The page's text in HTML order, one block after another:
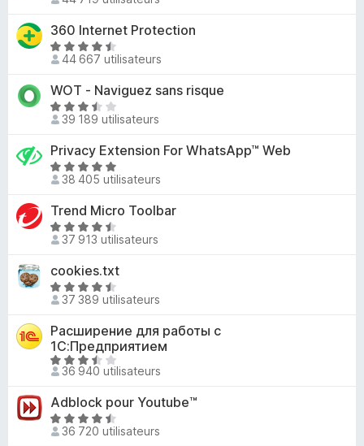
u
5
3
s
u
5
o
t
é
3
8
s
u
5
360 Internet Protection
N
o
t
é
4
5
s
u
5
44 667 utilisateurs
WOT - Naviguez sans risque
N
o
t
é
3
7
s
u
5
39 189 utilisateurs
Privacy Extension For WhatsApp™ Web
N
o
t
é
4
8
s
u
5
38 405 utilisateurs
Trend Micro Toolbar
N
o
é
4
4
s
u
5
37 913 utilisateurs
cookies.txt
N
o
t
é
4
,
s
u
37 389 utilisateurs
Расширение для работы с
1С:Предприятием
N
o
é
3
36 940 utilisateurs
Adblock pour Youtube™
N
o 36 720 utilisateurs